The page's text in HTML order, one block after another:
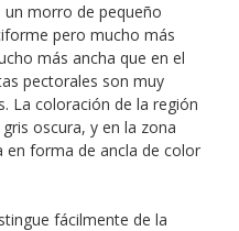
morro de pequeño
pero mucho más
más ancha que en el
pectorales son muy
La coloración de la región
oscura, y en la zona
en forma de ancla de color
fácilmente de la